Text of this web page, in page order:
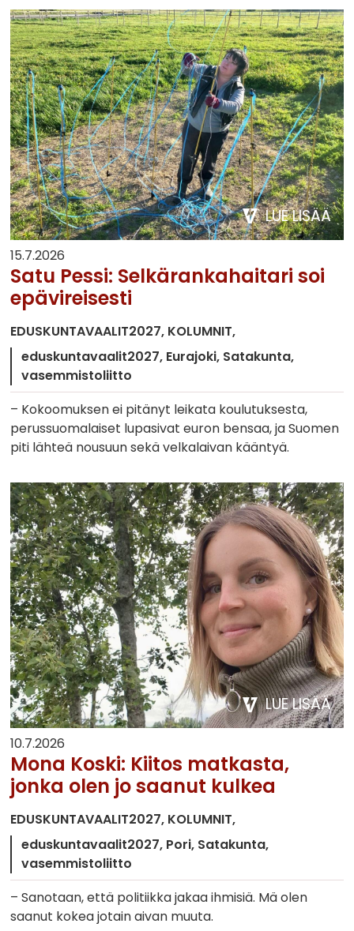
LUE LISÄÄ
15.7.2026
Satu Pessi: Selkärankahaitari soi
epävireisesti
EDUSKUNTAVAALIT2027 KOLUMNIT
eduskuntavaalit2027 Eurajoki Satakunta
vasemmistoliitto
– Kokoomuksen ei pitänyt leikata koulutuksesta,
perussuomalaiset lupasivat euron bensaa, ja Suomen
piti lähteä nousuun sekä velkalaivan kääntyä.
LUE LISÄÄ
10.7.2026
Mona Koski: Kiitos matkasta,
jonka olen jo saanut kulkea
EDUSKUNTAVAALIT2027 KOLUMNIT
eduskuntavaalit2027 Pori Satakunta
vasemmistoliitto
– Sanotaan, että politiikka jakaa ihmisiä. Mä olen
saanut kokea jotain aivan muuta.